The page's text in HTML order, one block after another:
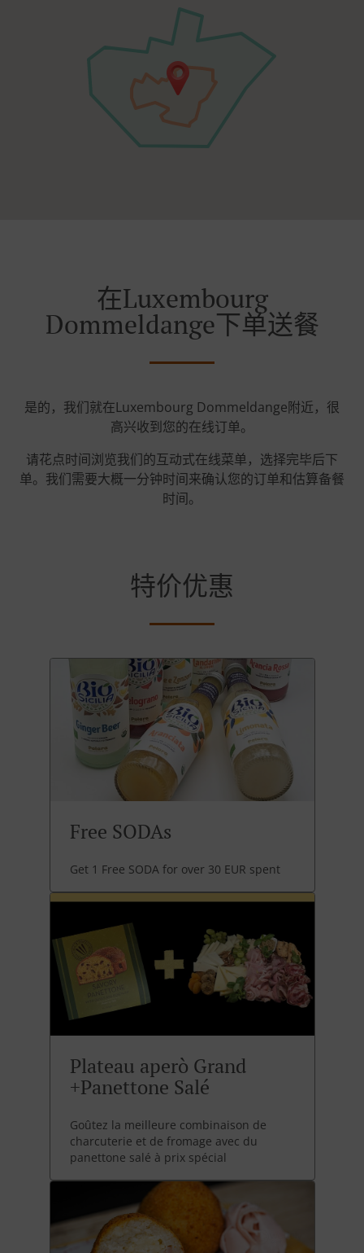
在Luxembourg
Dommeldange下单送餐
是的，我们就在Luxembourg Dommeldange附近，很
高兴收到您的在线订单。
请花点时间浏览我们的互动式在线菜单，选择完毕后下
单。我们需要大概一分钟时间来确认您的订单和估算备餐
时间。
特价优惠
Free SODAs
Get 1 Free SODA for over 30 EUR spent
Plateau aperò Grand
+Panettone Salé
Goûtez la meilleure combinaison de
charcuterie et de fromage avec du
panettone salé à prix spécial